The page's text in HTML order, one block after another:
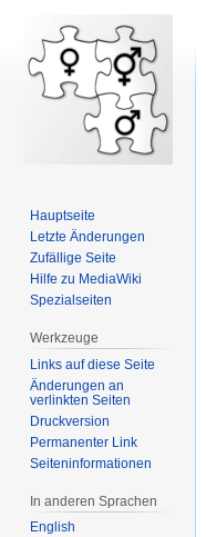
Hauptseite
Letzte Änderungen
Zufällige Seite
Hilfe zu MediaWiki
Spezialseiten
Werkzeuge
Links auf diese Seite
Änderungen an
verlinkten Seiten
Druckversion
Permanenter Link
Seiten­­informationen
In anderen Sprachen
English